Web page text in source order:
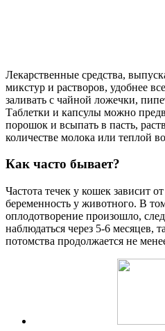
Лекарственные средства,
микстур и растворов, удобнее
заливать с чайной ложечки,
Таблетки и капсулы можно
порошок и всыпать в пасть,
количестве молока или теплой
Как часто бывает?
Частота течек у кошек зависит
беременность у животного. В
оплодотворение произошло,
наблюдаться через 5-6 месяцев,
потомства продолжается не